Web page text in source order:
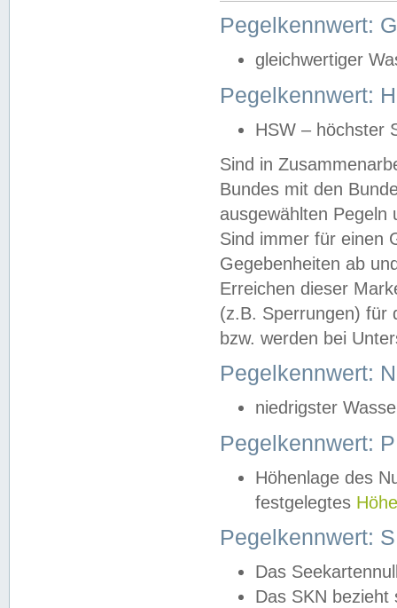
Pegelkennwert:
gleichwertiger
Pegelkennwert:
HSW – höchster
Sind in
Bundes mit den
ausgewählten
Sind immer für einen
Gegebenheiten ab
Erreichen dieser
(z.B. Sperrungen) für
bzw. werden bei
Pegelkennwert:
niedrigster
Pegelkennwert:
Höhenlage des
festgelegtes
Pegelkennwert:
Das
Das SKN